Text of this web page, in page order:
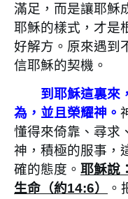
滿足，而是讓耶穌
耶穌的樣式，才是
好解方。原來遇到
信耶穌的契機。
到耶穌這裏來
為，並且榮耀神。
懂得來倚靠、尋求
神，積極的服事，
確的態度。 耶穌說
生命（約14:6）
。